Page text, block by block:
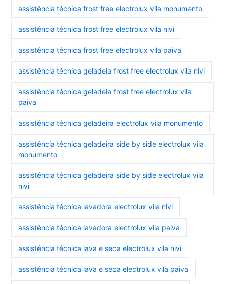
assistência técnica frost free electrolux vila monumento
assistência técnica frost free electrolux vila nivi
assistência técnica frost free electrolux vila paiva
assistência técnica geladeia frost free electrolux vila nivi
assistência técnica geladeia frost free electrolux vila
paiva
assistência técnica geladeira electrolux vila monumento
assistência técnica geladeira side by side electrolux vila
monumento
assistência técnica geladeira side by side electrolux vila
nivi
assistência técnica lavadora electrolux vila nivi
assistência técnica lavadora electrolux vila paiva
assistência técnica lava e seca electrolux vila nivi
assistência técnica lava e seca electrolux vila paiva